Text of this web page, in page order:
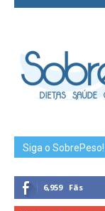
Siga o SobrePeso!
6,959 Fãs